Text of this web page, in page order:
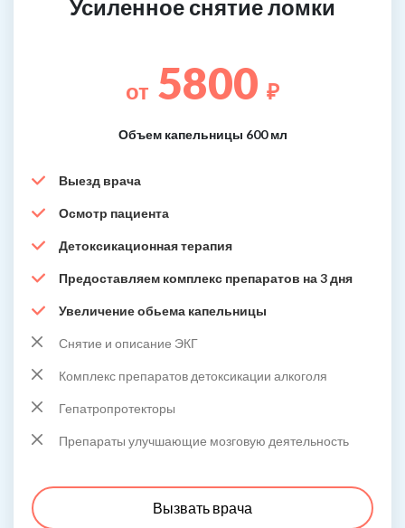
Усиленное снятие ломки
от 5800 ₽
Объем капельницы 600 мл
Выезд врача
Осмотр пациента
Детоксикационная терапия
Предоставляем комплекс препаратов на 3 дня
Увеличение обьема капельницы
Снятие и описание ЭКГ
Комплекс препаратов детоксикации алкоголя
Гепатропротекторы
Препараты улучшающие мозговую деятельность
Вызвать врача